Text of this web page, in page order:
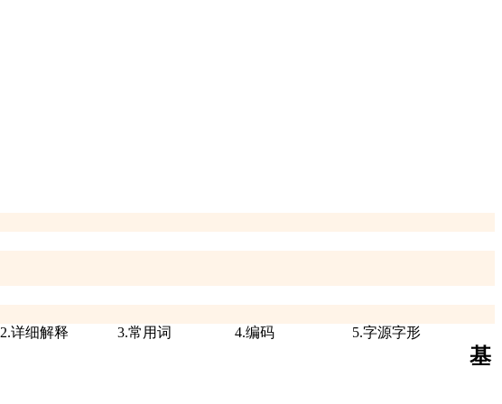
2.详细解释 3.常用词 4.编码 5.字源字形
基